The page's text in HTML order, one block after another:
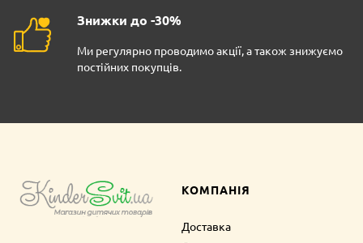
Знижки до -30%
Ми регулярно проводимо акції, а також знижуємо
постійних покупців.
КОМПАНІЯ
Доставка